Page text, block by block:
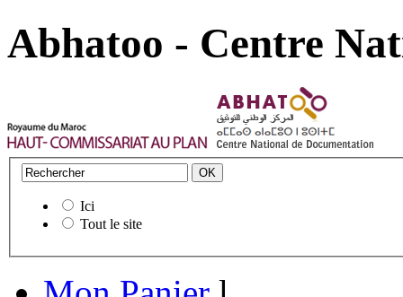
Abhatoo - Centre
Ici
Tout le site